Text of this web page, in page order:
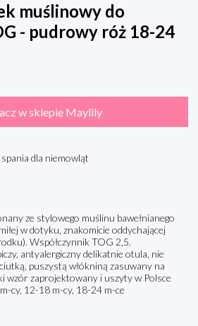
muślinowy do
- pudrowy róż 18-24
w sklepie Maylily
dla niemowląt
ze stylowego muślinu bawełnianego
w dotyku, znakomicie oddychającej
Współczynnik TOG 2,5.
antyalergiczny delikatnie otula, nie
puszystą włókniną zasuwany na
wzór zaprojektowany i uszyty w Polsce
cy, 12-18 m-cy, 18-24 m-ce